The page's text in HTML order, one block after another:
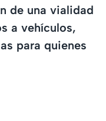
de una vialidad
a vehículos,
para quienes